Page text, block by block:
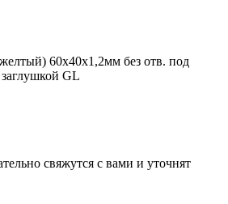
60х40х1,2мм без отв. под
GL
свяжутся с вами и уточнят